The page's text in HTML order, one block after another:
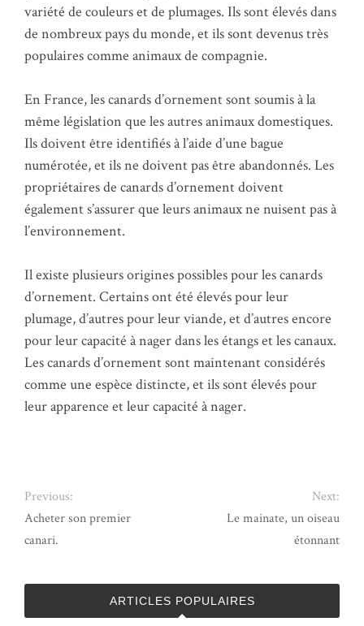
variété de couleurs et de plumages. Ils sont élevés dans
de nombreux pays du monde, et ils sont devenus très
populaires comme animaux de compagnie.
En France, les canards d’ornement sont soumis à la
même législation que les autres animaux domestiques.
Ils doivent être identifiés à l’aide d’une bague
numérotée, et ils ne doivent pas être abandonnés. Les
propriétaires de canards d’ornement doivent
également s’assurer que leurs animaux ne nuisent pas à
l’environnement.
Il existe plusieurs origines possibles pour les canards
d’ornement. Certains ont été élevés pour leur
plumage, d’autres pour leur viande, et d’autres encore
pour leur capacité à nager dans les étangs et les canaux.
Les canards d’ornement sont maintenant considérés
comme une espèce distincte, et ils sont élevés pour
leur apparence et leur capacité à nager.
Previous:
Acheter son premier
canari.
Next:
Le mainate, un oiseau
étonnant
ARTICLES POPULAIRES